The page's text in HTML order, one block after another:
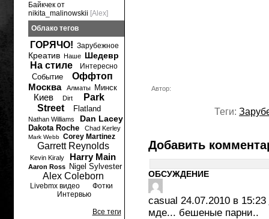
Автор:
Теги:
Добавить
ОБСУЖДЕНИЕ
casual 24.07.2010 в 15:23
мде... бешеные парни..
Байкчек от
nikita_malinowskii [Alex]
Облако тегов
ГОРЯЧО! Зарубежное
Креатив Наше Шедевр
На стиле Интересно
Событие
Оффтоп
Москва
Алматы Минск
Киев Dirt
Park
Street
Flatland
Nathan Williams Dan Lacey
Dakota Roche Chad Kerley
Mark Webb Corey Martinez
Garrett Reynolds
Kevin Kiraly Harry Main
Aaron Ross Nigel Sylvester
Alex Coleborn
Livebmx видео
Фотки
Интервью
Все теги